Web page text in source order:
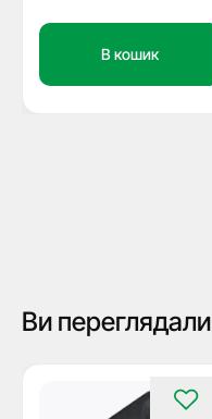
В кошик
Ви переглядали